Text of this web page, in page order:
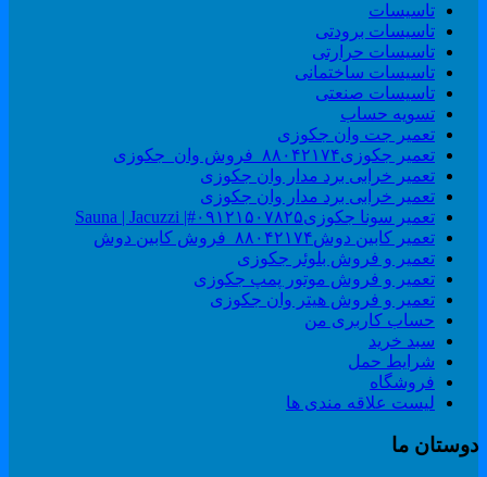
تاسیسات
تاسیسات برودتی
تاسیسات حرارتی
تاسیسات ساختمانی
تاسیسات صنعتی
تسویه حساب
تعمیر جت وان جکوزی
تعمیر جکوزی۸۸۰۴۲۱۷۴_فروش وان_جکوزی
تعمیر خرابی برد مدار وان جکوزی
تعمیر خرابی برد مدار وان جکوزی
تعمیر سونا جکوزی۰۹۱۲۱۵۰۷۸۲۵#| Sauna | Jacuzzi
تعمیر کابین دوش۸۸۰۴۲۱۷۴_فروش کابین دوش
تعمیر و فروش بلوئر جکوزی
تعمیر و فروش موتور پمپ جکوزی
تعمیر و فروش هیتر وان جکوزی
حساب کاربری من
سبد خرید
شرایط حمل
فروشگاه
لیست علاقه مندی ها
ما